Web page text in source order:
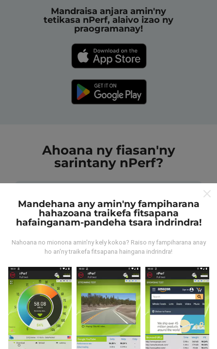
Mandraisa anjara amin'ny
tetikasa nPerf, alaivo izao ny
praogramanay!
Ahoana ny fiasan'ny
sarintany nPerf?
Ny rakitra voangona tamin'ny andrana dia azo avy
dia mamoaka ny rakitra marina teny an-toerana. Raha
te hananadrana izany koa ianao, dia manasa anao
izahay hampiasa ny nPerf amin'ny findainao.Rehefa
maro ny rakitra voatahiry, vao mainka azo vakina ny
sarintany!
. Ireo andrana voaray rehetra dia aseho
amin'ny sarintany avokoa. Ny masontsivana rehetra
kosa dia ampiharina mialohan'ny fikajiana sy
famoahana azy.
Mandehana any amin'ny fampiharana
hahazoana traikefa fitsapana
hafainganam-pandeha tsara indrindra!
Nahoana no mionona amin'ny kely kokoa? Raiso ny fampiharana anay
ho an'ny traikefa fitsapana haingana indrindra!